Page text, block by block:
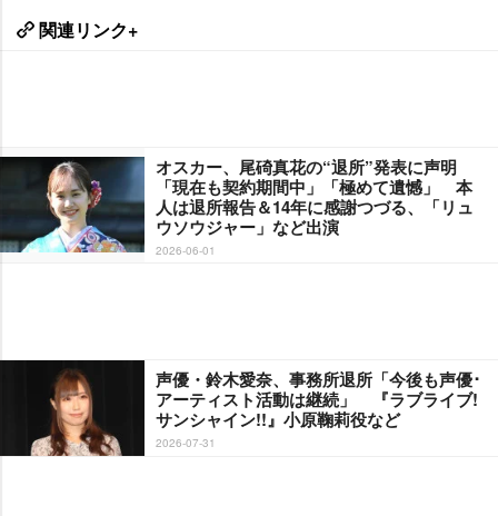
関連リンク+
オスカー、尾碕真花の“退所”発表に声明
「現在も契約期間中」「極めて遺憾」 本
人は退所報告＆14年に感謝つづる、「リュ
ウソウジャー」など出演
2026-06-01
声優・鈴木愛奈、事務所退所「今後も声優･
アーティスト活動は継続」 『ラブライブ!
サンシャイン!!』小原鞠莉役など
2026-07-31